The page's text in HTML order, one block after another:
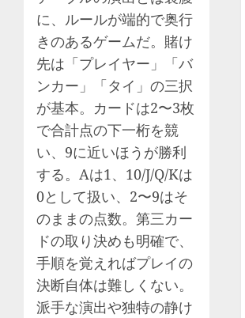
に、ルールが端的で奥行
きのあるゲームだ。賭け
先は「プレイヤー」「バ
ンカー」「タイ」の三択
が基本。カードは2〜3枚
で合計点の下一桁を競
い、9に近いほうが勝利
する。Aは1、10/J/Q/Kは
0として扱い、2〜9はそ
のままの点数。第三カー
ドの取り決めも明確で、
手順を覚えればプレイの
決断自体は難しくない。
派手な演出や独特の静け